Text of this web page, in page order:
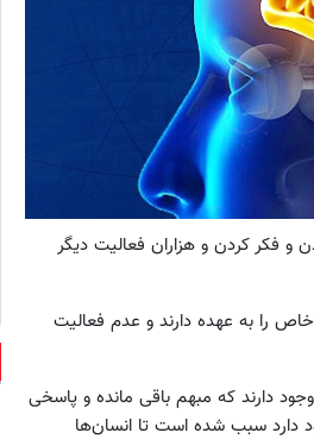
کردن و هزاران فعالیت دیگر
را به عهده دارند و عدم فعالیت
دارند که مبهم باقی مانده و پاسخی
دارد سبب شده است تا انسان‌ها
ثبت نام کنید